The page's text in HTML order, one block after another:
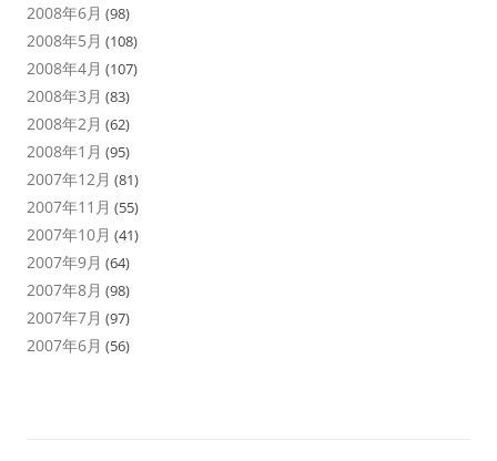
2008年6月 (98)
2008年5月 (108)
2008年4月 (107)
2008年3月 (83)
2008年2月 (62)
2008年1月 (95)
2007年12月 (81)
2007年11月 (55)
2007年10月 (41)
2007年9月 (64)
2007年8月 (98)
2007年7月 (97)
2007年6月 (56)